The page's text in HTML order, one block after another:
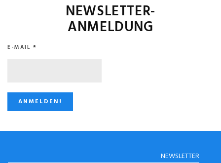
NEWSLETTER-
ANMELDUNG
E-MAIL *
STUGGI.TV AUFNEWSLETTER